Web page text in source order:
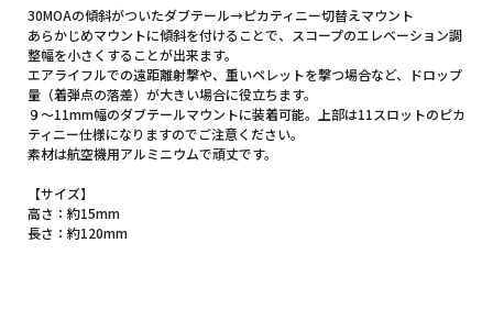
30MOAの傾斜がついたダブテール→ピカティニー切替えマウント
あらかじめマウントに傾斜を付けることで、スコープのエレベーション調
整幅を小さくすることが出来ます。
エアライフルでの遠距離射撃や、重いペレットを撃つ場合など、ドロップ
量（着弾点の落差）が大きい場合に役立ちます。
９～11mm幅のダブテールマウントに装着可能。上部は11スロットのピカ
ティニー仕様になりますのでご注意ください。
素材は航空機用アルミニウムで頑丈です。
【サイズ】
高さ：約15mm
長さ：約120mm